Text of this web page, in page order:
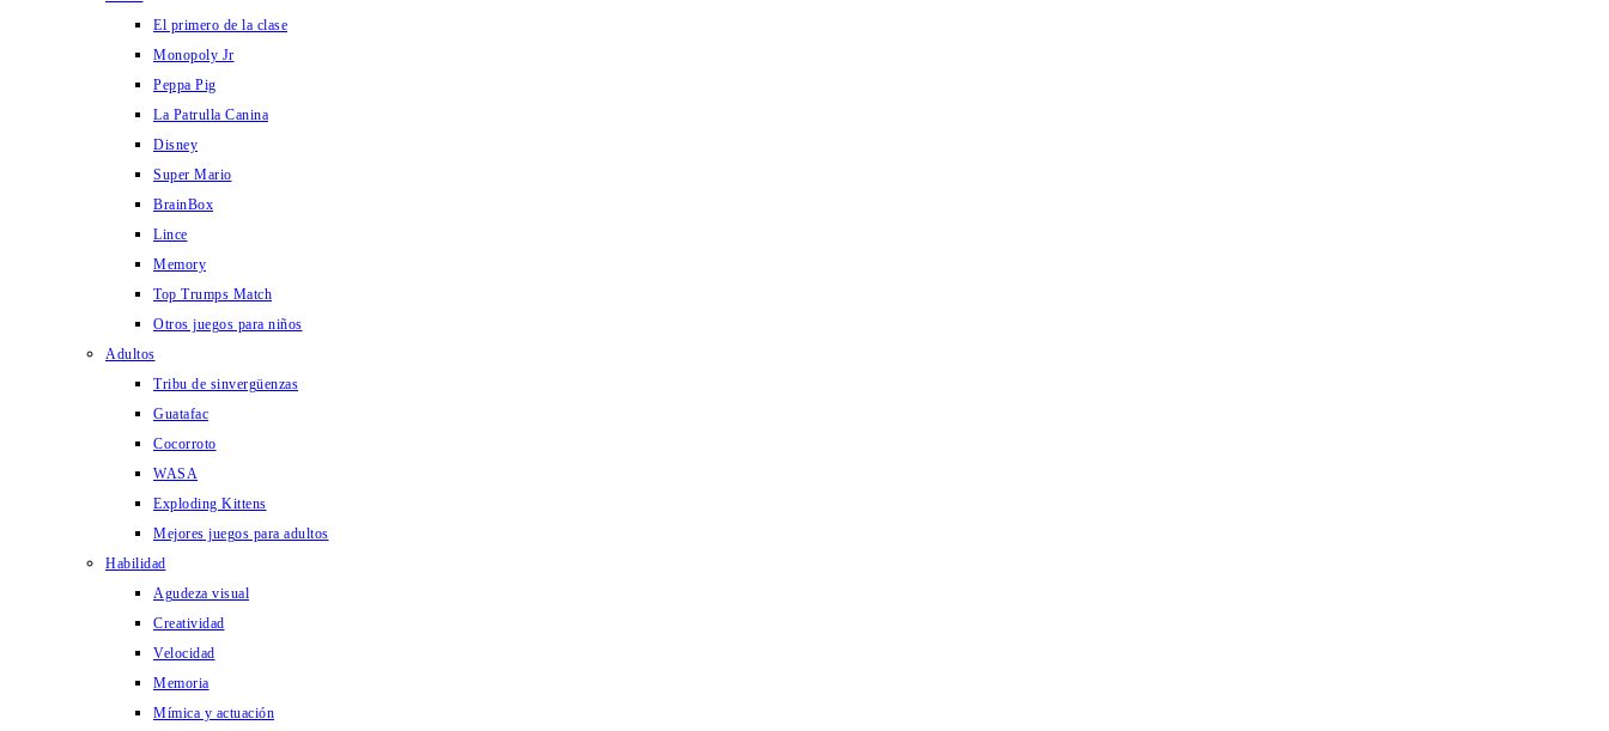
El primero de la clase
Monopoly Jr
Peppa Pig
La Patrulla Canina
Disney
Super Mario
BrainBox
Lince
Memory
Top Trumps Match
Otros juegos para niños
Adultos
Tribu de sinvergüenzas
Guatafac
Cocorroto
WASA
Exploding Kittens
Mejores juegos para adultos
Habilidad
Agudeza visual
Creatividad
Velocidad
Memoria
Mímica y actuación